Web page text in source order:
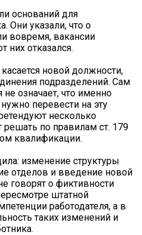
оснований для
Они указали, что о
вовремя, вакансии
них отказался.
новой должности,
подразделений. Сам
означает, что именно
перевести на эту
несколько
решать по правилам ст. 179
квалификации.
изменение структуры
отделов и введение новой
говорят о фиктивности
штатной
работодателя, а в
таких изменений и